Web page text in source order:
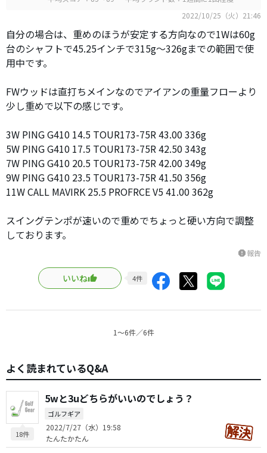
2022/10/25（火）21:46
自分の場合は、重めのほうが安定する方向なので1Wは60g
台のシャフトで45.25インチで315g〜326gまでの範囲で使
用中です。
FWウッドは直打ちメインなのでアイアンの重量フローより
少し重めで以下の感じです。
3W PING G410 14.5 TOUR173-75R 43.00 336g
5W PING G410 17.5 TOUR173-75R 42.50 343g
7W PING G410 20.5 TOUR173-75R 42.00 349g
9W PING G410 23.5 TOUR173-75R 41.50 356g
11W CALL MAVIRK 25.5 PROFRCE V5 41.00 362g
スイングテンポが速いので重めでちょっと硬い方向で調整
しております。
report報告
いいね 4件
1〜6件／6件
よく読まれているQ&A
18件
5wと3uどちらがいいのでしょう？
ゴルフギア
2022/7/27（水）19:58
たんたかたん